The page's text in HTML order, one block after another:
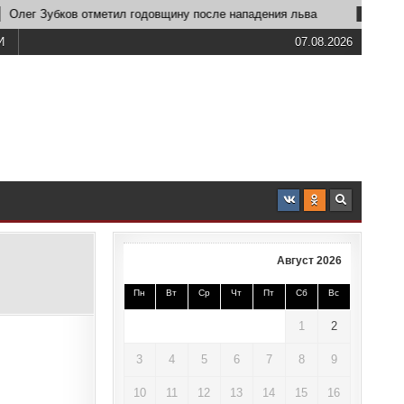
отметил годовщину после нападения льва
07.08.2026
Август 2026
Пн Вт Ср Чт Пт Сб Вс
1 2
3 4 5 6 7 8 9
10 11 12 13 14 15 16